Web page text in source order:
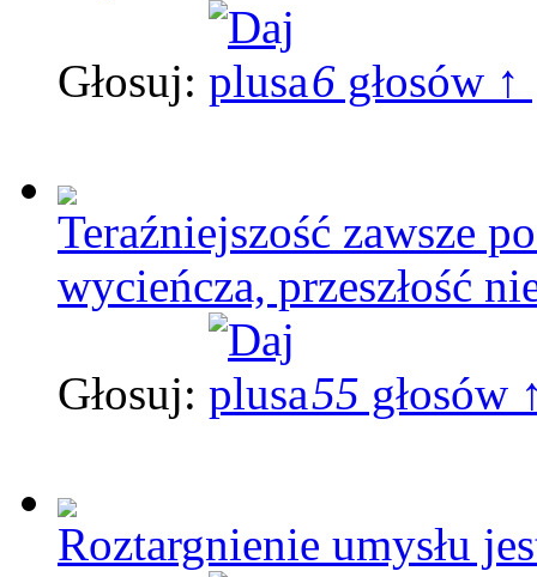
Głosuj: 6 głosów ↑
Teraźniejszość zawsze
wycieńcza, przeszłość
Głosuj: 55 głosów
Roztargnienie umysłu